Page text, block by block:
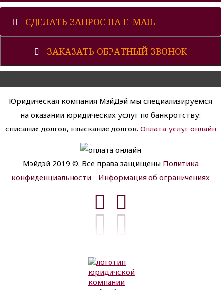
СДЕЛАТЬ ЗАПРОС НА E-MAIL
ЗАКАЗАТЬ ОБРАТНЫЙ ЗВОНОК
Юридическая компания МэйДэй мы специализируемся
на оказании юридических услуг по банкротству:
списание долгов, взыскание долгов. Оплата услуг онлайн
Мэйдэй 2019 ©. Все права защищены Политика
конфиденциальности
Информация об ограничениях